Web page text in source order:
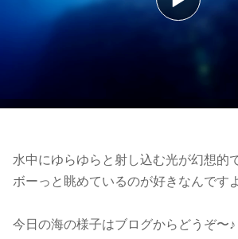
水中にゆらゆらと射し込む光が幻想的
ボーっと眺めているのが好きなんです
今日の海の様子はブログからどうぞ〜♪